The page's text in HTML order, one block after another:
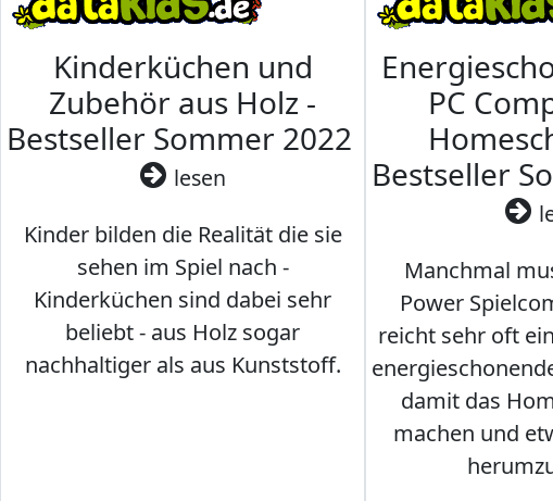
Kinderküchen und
Zubehör aus Holz -
Bestseller Sommer 2022
lesen
Kinder bilden die Realität die sie
sehen im Spiel nach -
Kinderküchen sind dabei sehr
beliebt - aus Holz sogar
nachhaltiger als aus Kunststoff.
PC
Bestseller
Manchmal
Power
reicht sehr oft
damit das
machen und